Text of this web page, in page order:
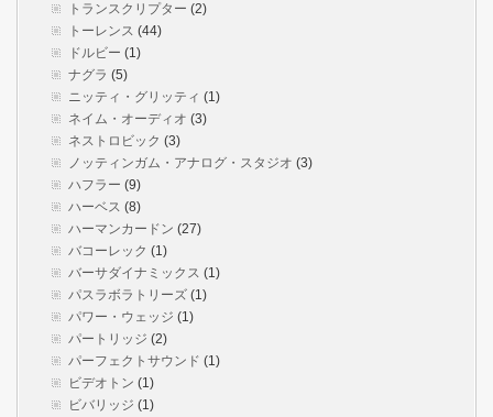
トランスクリプター (2)
トーレンス (44)
ドルビー (1)
ナグラ (5)
ニッティ・グリッティ (1)
ネイム・オーディオ (3)
ネストロビック (3)
ノッティンガム・アナログ・スタジオ (3)
ハフラー (9)
ハーベス (8)
ハーマンカードン (27)
バコーレック (1)
バーサダイナミックス (1)
パスラボラトリーズ (1)
パワー・ウェッジ (1)
パートリッジ (2)
パーフェクトサウンド (1)
ビデオトン (1)
ビバリッジ (1)